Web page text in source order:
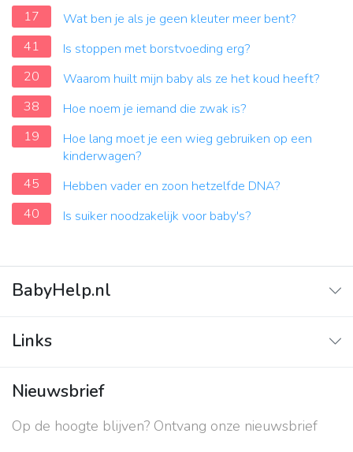
17
Wat ben je als je geen kleuter meer bent?
41
Is stoppen met borstvoeding erg?
20
Waarom huilt mijn baby als ze het koud heeft?
38
Hoe noem je iemand die zwak is?
19
Hoe lang moet je een wieg gebruiken op een
kinderwagen?
45
Hebben vader en zoon hetzelfde DNA?
40
Is suiker noodzakelijk voor baby's?
BabyHelp.nl
Vraag & Antwoord
Links
Contact
Over ons
Nieuwsbrief
Op de hoogte blijven? Ontvang onze nieuwsbrief